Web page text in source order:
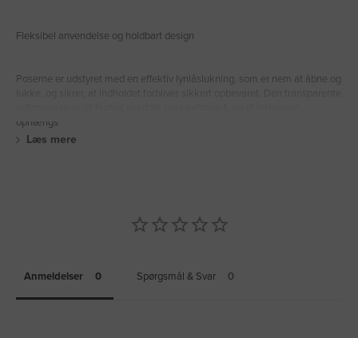
Fleksibel anvendelse og holdbart design
Poserne er udstyret med en effektiv lynlåslukning, som er nem at åbne og
ophængs
Læs mere
Anmeldelser Spørgsmål & Svar